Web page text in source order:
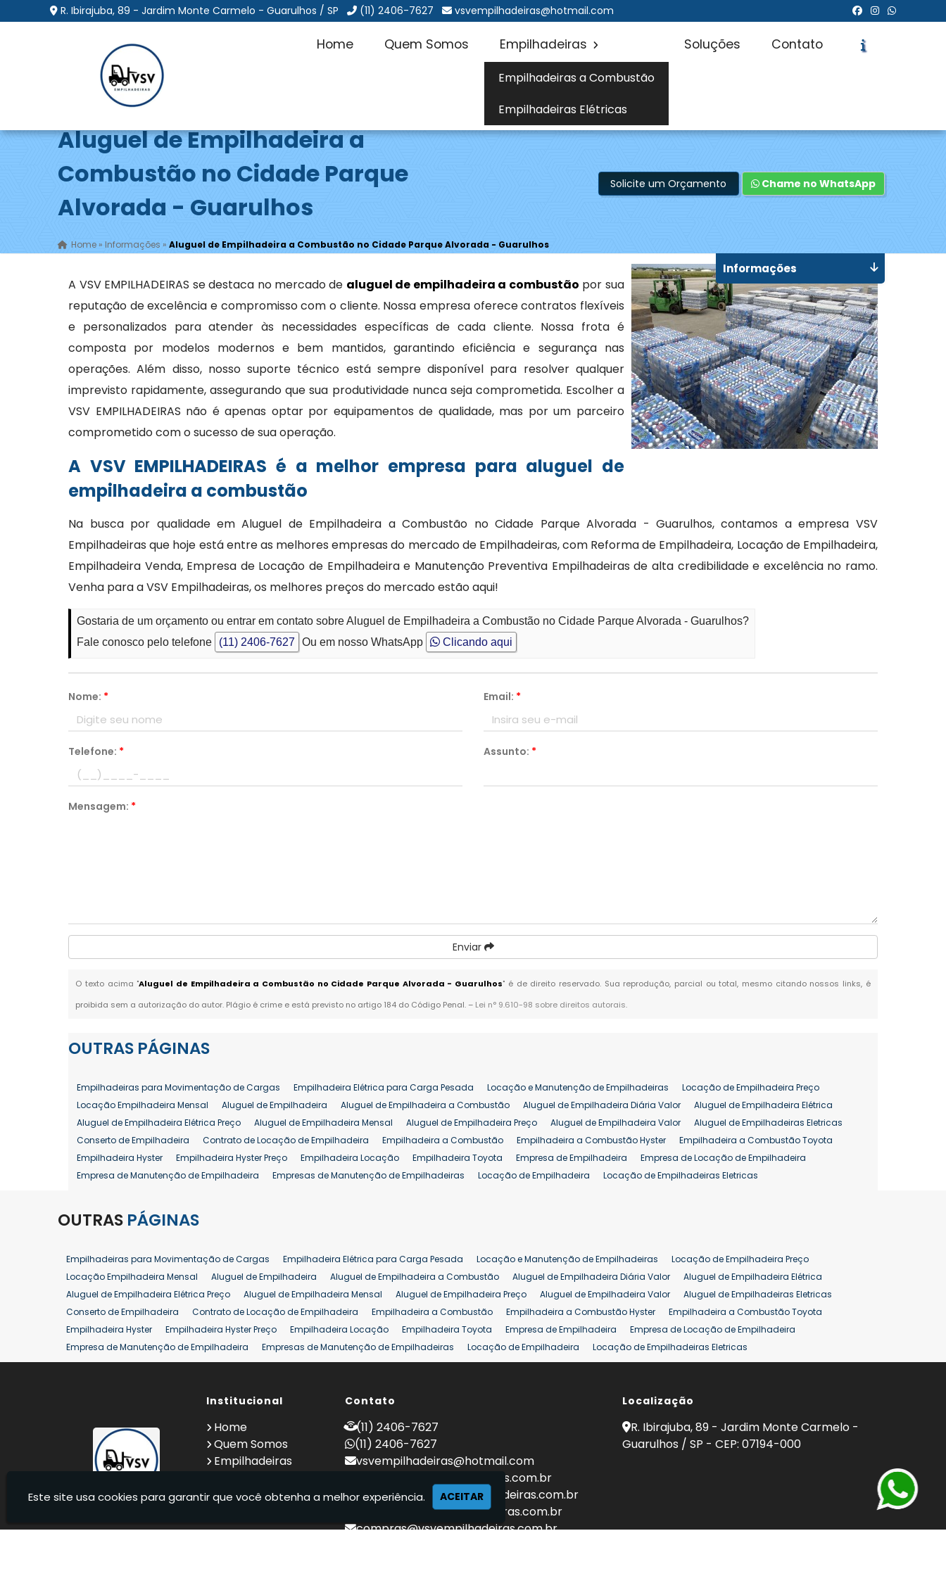
R. Ibirajuba, 89 - Jardim Monte Carmelo - Guarulhos / SP (11) 2406-7627 vsvempilhadeiras@hotmail.com
Home Quem Somos Empilhadeiras
Empilhadeiras a Combustão
Empilhadeiras Elétricas
Soluções Contato
Aluguel de Empilhadeira a
Combustão no Cidade Parque
Alvorada - Guarulhos
Home »Informações »Aluguel de Empilhadeira a Combustão no Cidade Parque Alvorada - Guarulhos
Solicite um Orçamento Chame no WhatsApp
A VSV EMPILHADEIRAS se destaca no mercado de aluguel de empilhadeira a combustão por sua
reputação de excelência e compromisso com o cliente. Nossa empresa oferece contratos flexíveis
e personalizados para atender às necessidades específicas de cada cliente. Nossa frota é
composta por modelos modernos e bem mantidos, garantindo eficiência e segurança nas
operações. Além disso, nosso suporte técnico está sempre disponível para resolver qualquer
imprevisto rapidamente, assegurando que sua produtividade nunca seja comprometida. Escolher a
VSV EMPILHADEIRAS não é apenas optar por equipamentos de qualidade, mas por um parceiro
comprometido com o sucesso de sua operação.
A VSV EMPILHADEIRAS é a melhor empresa para aluguel de
empilhadeira a combustão
Na busca por qualidade em Aluguel de Empilhadeira a Combustão no Cidade Parque Alvorada - Guarulhos, contamos a empresa VSV
Empilhadeiras que hoje está entre as melhores empresas do mercado de Empilhadeiras, com Reforma de Empilhadeira, Locação de Empilhadeira,
Empilhadeira Venda, Empresa de Locação de Empilhadeira e Manutenção Preventiva Empilhadeiras de alta credibilidade e excelência no ramo.
Venha para a VSV Empilhadeiras, os melhores preços do mercado estão aqui!
Gostaria de um orçamento ou entrar em contato sobre Aluguel de Empilhadeira a Combustão no Cidade Parque Alvorada - Guarulhos?
Fale conosco pelo telefone
(11) 2406-7627 Ou em nosso WhatsApp Clicando aqui
Nome: * Email: *
Telefone: * Assunto: *
Mensagem: *
Enviar
O texto acima "Aluguel de Empilhadeira a Combustão no Cidade Parque Alvorada - Guarulhos" é de direito reservado. Sua reprodução, parcial ou total, mesmo citando nossos links, é
proibida sem a autorização do autor. Plágio é crime e está previsto no artigo 184 do Código Penal. – Lei n° 9.610-98 sobre direitos autorais.
Informações
OUTRAS PÁGINAS
Empilhadeiras para Movimentação de Cargas Empilhadeira Elétrica para Carga Pesada Locação e Manutenção de Empilhadeiras
Locação de Empilhadeira Preço
Locação Empilhadeira Mensal
Aluguel de Empilhadeira Aluguel de Empilhadeira a Combustão Aluguel de Empilhadeira Diária Valor
Aluguel de Empilhadeira Elétrica
Aluguel de Empilhadeira Elétrica Preço
Aluguel de Empilhadeira Mensal Aluguel de Empilhadeira Preço Aluguel de Empilhadeira Valor
Aluguel de Empilhadeiras Eletricas
Conserto de Empilhadeira
Contrato de Locação de Empilhadeira Empilhadeira a Combustão Empilhadeira a Combustão Hyster
Empilhadeira a Combustão Toyota
Empilhadeira Hyster
Empilhadeira Hyster Preço Empilhadeira Locação Empilhadeira Toyota Empresa de Empilhadeira
Empresa de Locação de Empilhadeira
Empresa de Manutenção de Empilhadeira
Empresas de Manutenção de Empilhadeiras Locação de Empilhadeira
Locação de Empilhadeiras Eletricas
Manutenção em Empilhadeiras
Reforma de Empilhadeira
Aluguel de Empilhadeira 25 ton
Locação de Empilhadeira 25 ton Comprar Empilhadeira 25 ton Empilhadeira a Combustão 25 ton
Preço de Empilhadeira 25 ton
Venda Empilhadeiras 25 ton
OUTRAS PÁGINAS
Empilhadeiras para Movimentação de Cargas Empilhadeira Elétrica para Carga Pesada Locação e Manutenção de Empilhadeiras
Locação de Empilhadeira Preço
Locação Empilhadeira Mensal
Aluguel de Empilhadeira Aluguel de Empilhadeira a Combustão Aluguel de Empilhadeira Diária Valor
Aluguel de Empilhadeira Elétrica
Aluguel de Empilhadeira Elétrica Preço
Aluguel de Empilhadeira Mensal Aluguel de Empilhadeira Preço Aluguel de Empilhadeira Valor
Aluguel de Empilhadeiras Eletricas
Conserto de Empilhadeira
Contrato de Locação de Empilhadeira Empilhadeira a Combustão Empilhadeira a Combustão Hyster
Empilhadeira a Combustão Toyota
Empilhadeira Hyster
Empilhadeira Hyster Preço Empilhadeira Locação Empilhadeira Toyota Empresa de Empilhadeira
Empresa de Locação de Empilhadeira
Empresa de Manutenção de Empilhadeira
Empresas de Manutenção de Empilhadeiras Locação de Empilhadeira
Locação de Empilhadeiras Eletricas
Locação Empilhadeira Hyster
Locação Empilhadeira para Hipermercados Locação Empilhadeira para Mercados
Manutenção de Empilhadeiras
Comprar Empilhadeira Comprar Empilhadeira Elétrica Comprar Empilhadeira Hyster
Locação de Empilhadeira 25 ton
Comprar Empilhadeira 25 ton Empilhadeira a Combustão 25 ton Preço de Empilhadeira 25 ton Venda Empilhadeiras 25 ton
Institucional
Home
Quem Somos
Empilhadeiras
Informações
Contato
(11) 2406-7627
(11) 2406-7627
vsvempilhadeiras@hotmail.com
locacao@vsvempilhadeiras.com.br
manutencao@vsvempilhadeiras.com.br
financeiro@vsvempilhadeiras.com.br
compras@vsvempilhadeiras.com.br
Localização
R. Ibirajuba, 89 - Jardim Monte Carmelo -
Guarulhos / SP - CEP: 07194-000
Este site usa cookies para garantir que você obtenha a melhor experiência. ACEITAR